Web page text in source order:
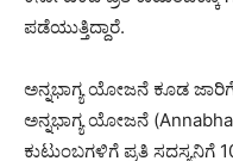
ಪಡೆಯುತ್ತಿದ್ದಾರೆ.
ಅನ್ನಭಾಗ್ಯ ಯೋಜನೆ ಕೂಡ
ಅನ್ನಭಾಗ್ಯ ಯೋಜನೆ
ಕುಟುಂಬಗಳಿಗೆ ಪ್ರತಿ ಸದಸ್ಯನಿಗೆ